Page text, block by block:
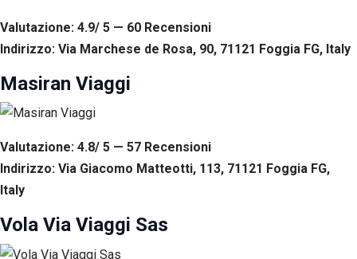
Valutazione: 4.9/ 5 — 60 Recensioni
Indirizzo: Via Marchese de Rosa, 90, 71121 Foggia FG, Italy
Masiran Viaggi
Valutazione: 4.8/ 5 — 57 Recensioni
Indirizzo: Via Giacomo Matteotti, 113, 71121 Foggia FG,
Italy
Vola Via Viaggi Sas